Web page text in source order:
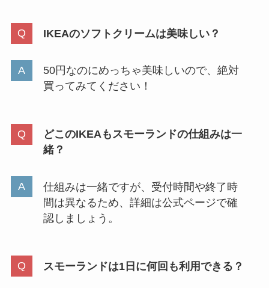
IKEAのソフトクリームは美味しい？
50円なのにめっちゃ美味しいので、絶対
買ってみてください！
どこのIKEAもスモーランドの仕組みは一
緒？
仕組みは一緒ですが、受付時間や終了時
間は異なるため、詳細は公式ページで確
認しましょう。
スモーランドは1日に何回も利用できる？